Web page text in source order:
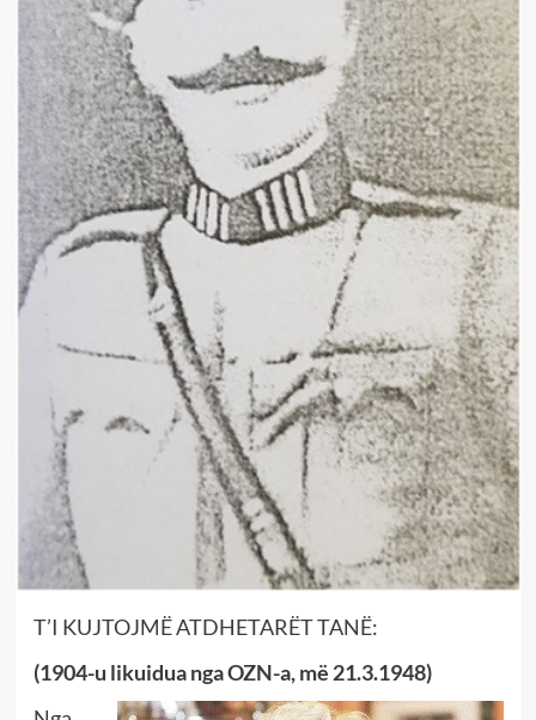
T’I KUJTOJMË ATDHETARËT TANË:
(1904-u likuidua nga OZN-a, më 21.3.1948)